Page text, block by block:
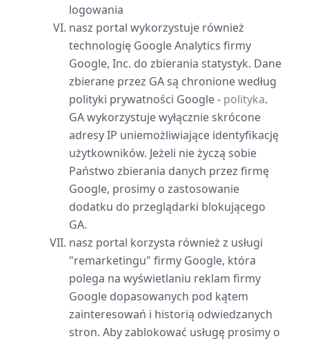
logowania
nasz portal wykorzystuje również
technologię Google Analytics firmy
Google, Inc. do zbierania statystyk. Dane
zbierane przez GA są chronione według
polityki prywatności Google - polityka.
GA wykorzystuje wyłącznie skrócone
adresy IP uniemożliwiające identyfikację
użytkowników. Jeżeli nie życzą sobie
Państwo zbierania danych przez firmę
Google, prosimy o zastosowanie
dodatku do przeglądarki blokującego
GA.
nasz portal korzysta również z usługi
"remarketingu" firmy Google, która
polega na wyświetlaniu reklam firmy
Google dopasowanych pod kątem
zainteresowań i historią odwiedzanych
stron. Aby zablokować usługę prosimy o